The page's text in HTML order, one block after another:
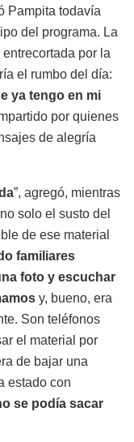
Pampita todavía
del programa. La
por la
el rumbo del día:
ya tengo en mi
por quienes
de alegría
”, agregó, mientras
solo el susto del
de ese material
familiares
foto y escuchar
y, bueno, era
Son teléfonos
el material por
de bajar una
estado con
se podía sacar